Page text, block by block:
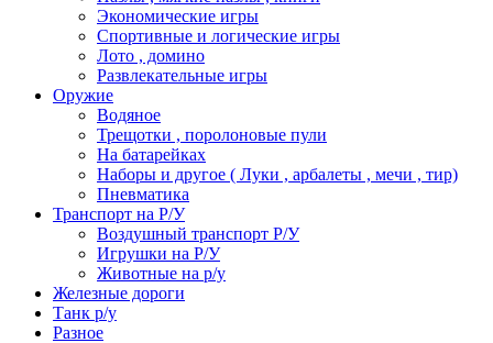
Экономические игры
Спортивные и логические игры
Лото , домино
Развлекательные игры
Оружие
Водяное
Трещотки , поролоновые пули
На батарейках
Наборы и другое ( Луки , арбалеты , мечи , тир)
Пневматика
Транспорт на Р/У
Воздушный транспорт Р/У
Игрушки на Р/У
Животные на р/у
Железные дороги
Танк р/у
Разное